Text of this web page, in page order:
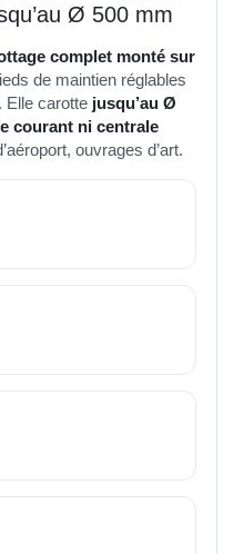
Ø 500 mm
complet monté sur
de maintien réglables
. Elle carotte jusqu’au Ø
courant ni centrale
ouvrages d’art.